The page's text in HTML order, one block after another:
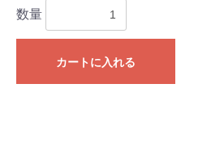
数量
カートに入れる
お買い物を続ける